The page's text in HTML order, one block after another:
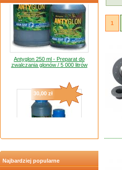
Antyglon 250 ml - Preparat do
zwalczania glonów / 5 000 litrów
Najbardziej popularne
1